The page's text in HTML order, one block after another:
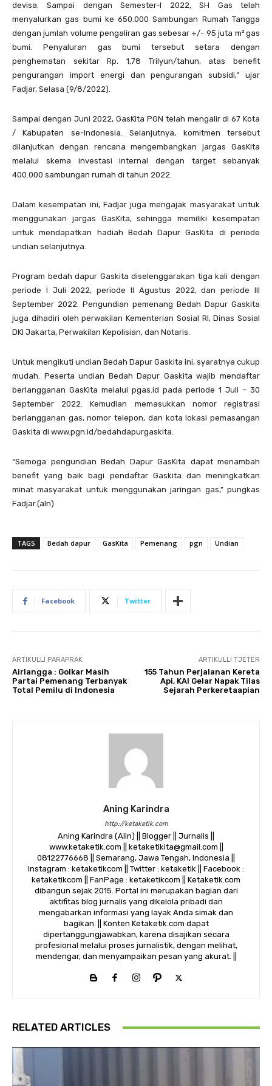
devisa. Sampai dengan Semester-I 2022, SH Gas telah
menyalurkan gas bumi ke 650.000 Sambungan Rumah Tangga
dengan jumlah volume pengaliran gas sebesar +/- 95 juta m³ gas
bumi. Penyaluran gas bumi tersebut setara dengan
penghematan sekitar Rp. 1,78 Trilyun/tahun, atas benefit
pengurangan import energi dan pengurangan subsidi,” ujar
Fadjar, Selasa (9/8/2022).
Sampai dengan Juni 2022, GasKita PGN telah mengalir di 67 Kota
/ Kabupaten se-Indonesia. Selanjutnya, komitmen tersebut
dilanjutkan dengan rencana mengembangkan jargas GasKita
melalui skema investasi internal dengan target sebanyak
400.000 sambungan rumah di tahun 2022.
Dalam kesempatan ini, Fadjar juga mengajak masyarakat untuk
menggunakan jargas GasKita, sehingga memiliki kesempatan
untuk mendapatkan hadiah Bedah Dapur GasKita di periode
undian selanjutnya.
Program bedah dapur Gaskita diselenggarakan tiga kali dengan
periode I Juli 2022, periode II Agustus 2022, dan periode III
September 2022. Pengundian pemenang Bedah Dapur Gaskita
juga dihadiri oleh perwakilan Kementerian Sosial RI, Dinas Sosial
DKI Jakarta, Perwakilan Kepolisian, dan Notaris.
Untuk mengikuti undian Bedah Dapur Gaskita ini, syaratnya cukup
mudah. Peserta undian Bedah Dapur Gaskita wajib mendaftar
berlangganan GasKita melalui pgas.id pada periode 1 Juli – 30
September 2022. Kemudian memasukkan nomor registrasi
berlangganan gas, nomor telepon, dan kota lokasi pemasangan
Gaskita di www.pgn.id/bedahdapurgaskita.
“Semoga pengundian Bedah Dapur GasKita dapat menambah
benefit yang baik bagi pendaftar Gaskita dan meningkatkan
minat masyarakat untuk menggunakan jaringan gas,” pungkas
Fadjar.(aln)
TAGS Bedah dapur GasKita Pemenang pgn Undian
Facebook Twitter
ARTIKULLI PARAPRAK
Airlangga : Golkar Masih
Partai Pemenang Terbanyak
Total Pemilu di Indonesia
ARTIKULLI TJETËR
155 Tahun Perjalanan Kereta
Api, KAI Gelar Napak Tilas
Sejarah Perkeretaapian
Aning Karindra
http://ketaketik.com
Aning Karindra (Alin) || Blogger || Jurnalis ||
www.ketaketik.com || ketaketikita@gmail.com ||
08122776668 || Semarang, Jawa Tengah, Indonesia ||
Instagram : ketaketikcom || Twitter : ketaketik || Facebook :
ketaketikcom || FanPage : ketaketikcom || Ketaketik.com
dibangun sejak 2015. Portal ini merupakan bagian dari
aktifitas blog jurnalis yang dikelola pribadi dan
mengabarkan informasi yang layak Anda simak dan
bagikan. || Konten Ketaketik.com dapat
dipertanggungjawabkan, karena disajikan secara
profesional melalui proses jurnalistik, dengan melihat,
mendengar, dan menyampaikan pesan yang akurat. ||
RELATED ARTICLES